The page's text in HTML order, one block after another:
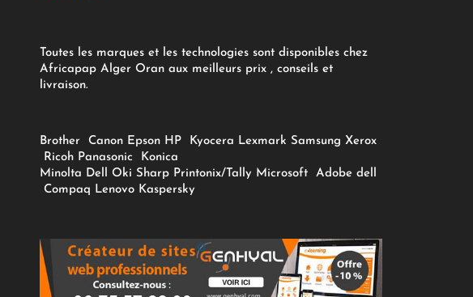
Toutes les marques et les technologies sont disponibles chez
Africapap Alger Oran aux meilleurs prix , conseils et
livraison.
Brother Canon Epson HP Kyocera Lexmark Samsung Xerox
Ricoh Panasonic
Konica
Minolta Dell Oki Sharp Printonix/Tally Microsoft Adobe dell
Compaq Lenovo Kaspersky